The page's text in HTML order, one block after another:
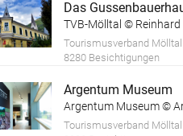
Das
Tourismusverband Mölltal
8280 Besichtigungen
Argentum Museum
Tourismusverband Mölltal